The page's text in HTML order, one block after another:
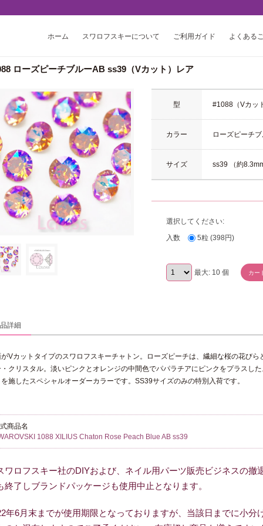
ホーム スワロフスキーについて ご利用ガイド よくある
ローズピーチブルーAB ss39（Vカット）レア
型 #1088（Vカッ
カラー ローズピーチ
サイズ ss39 （約
選択してください:
入数
5粒 (398円)
最大: 10 個
詳細
Vカットタイプのスワロフスキーチャトン。ローズピーチは、繊細な桜の花び
クリスタル。淡いピンクとオレンジの中間色でパパラチアにピンクをプラスし
施したスペシャルオーダーカラーです。SS39サイズのみの特別入荷です。
商品名
1088 XILIUS Chaton Rose Peach Blue AB ss39
ロフスキー社のDIYおよび、ネイル用パーツ販売ビジネスの
終了しブランドパッケージも使用中止となります。
年6月末までが使用期限となっておりますが、当該日までに小